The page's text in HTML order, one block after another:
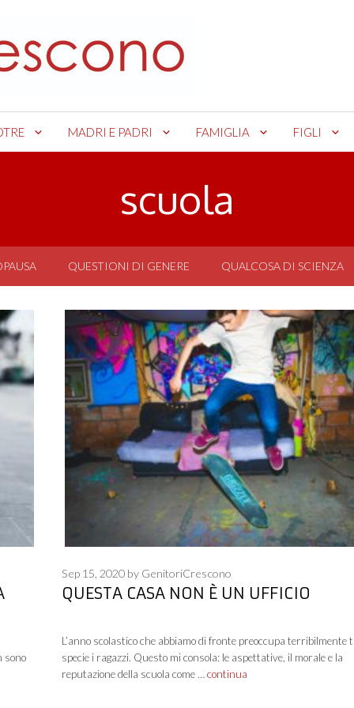
MADRI E PADRI FAMIGLIA FIGLI
scuola
QUESTIONI DI GENERE QUALCOSA DI SCIENZA
sono
QUESTA CASA NON È UN UFFICIO
Sep 15, 2020 by GenitoriCrescono
L’anno scolastico che abbiamo di fronte preoccupa terribilmente
specie i ragazzi. Questo mi consola: le aspettative, il morale e la
reputazione della scuola come … continua